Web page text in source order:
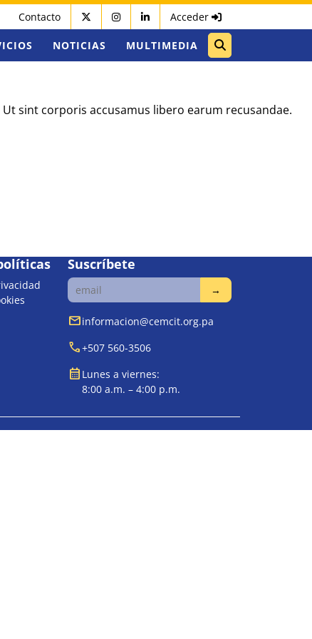
Contacto Acceder
NOTICIAS MULTIMEDIA
sint corporis accusamus libero earum recusandae.
Suscríbete
mailinformacion@cemcit.org.pa
call+507 560-3506
calendar_month Lunes a viernes:
8:00 a.m. – 4:00 p.m.